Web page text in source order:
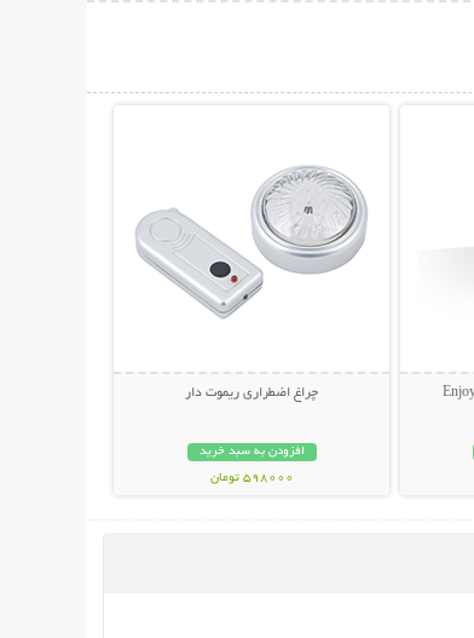
چراغ اضطراری ریموت دار
افزودن به سبد خرید
598000 تومان